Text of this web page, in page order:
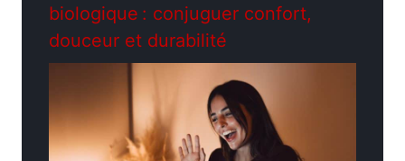
biologique : conjuguer confort,
douceur et durabilité